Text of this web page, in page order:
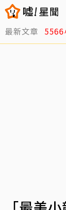
最新文章 5566